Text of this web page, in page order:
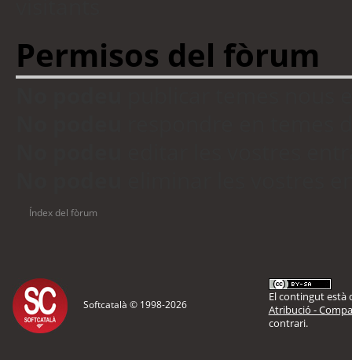
Permisos del fòrum
Índex del fòrum
Softcatalà © 1998-2026
El contingut està
Atribució -
contrari.